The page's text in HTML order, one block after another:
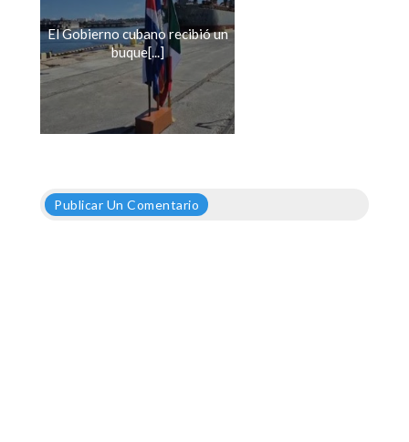
El Gobierno cubano recibió un
buque[...]
Publicar Un Comentario